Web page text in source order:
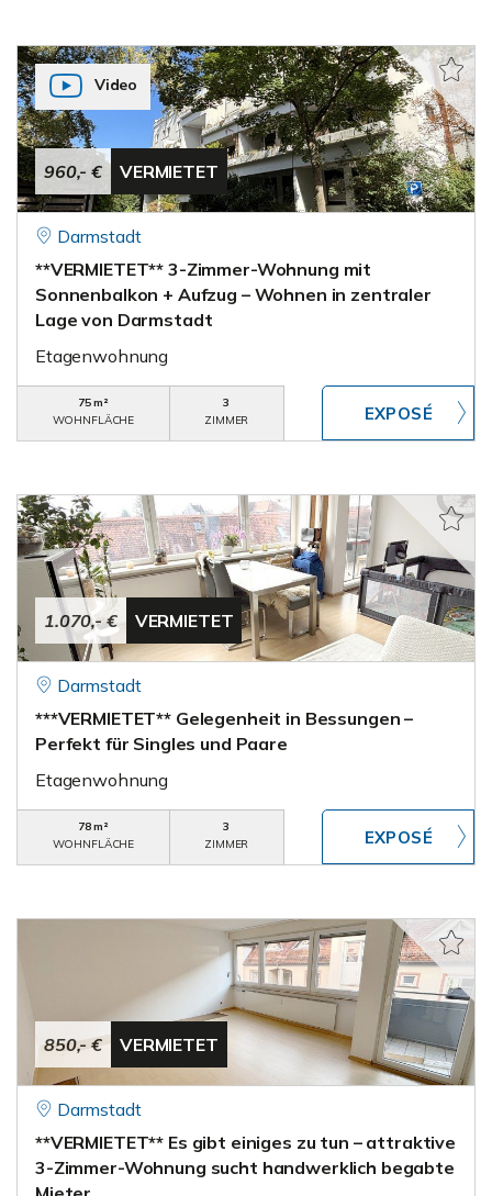
960,- € VERMIETET
Video
Darmstadt
**VERMIETET** 3-Zimmer-Wohnung mit
Sonnenbalkon + Aufzug – Wohnen in zentraler
Lage von Darmstadt
Etagenwohnung
75 m²
WOHNFLÄCHE
3
ZIMMER
1.070,- € VERMIETET
Darmstadt
***VERMIETET** Gelegenheit in Bessungen –
Perfekt für Singles und Paare
Etagenwohnung
78 m²
WOHNFLÄCHE
3
ZIMMER
850,- € VERMIETET
Darmstadt
**VERMIETET** Es gibt einiges zu tun – attraktive
3-Zimmer-Wohnung sucht handwerklich begabte